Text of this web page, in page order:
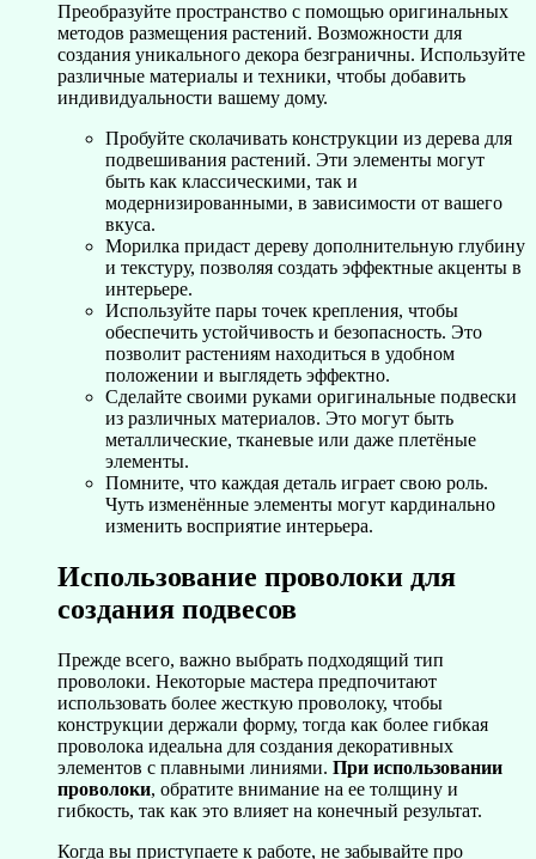
Преобразуйте пространство с помощью оригинальных
методов размещения растений. Возможности для
создания уникального декора безграничны. Используйте
различные материалы и техники, чтобы добавить
индивидуальности вашему дому.
Пробуйте сколачивать конструкции из дерева для
подвешивания растений. Эти элементы могут
быть как классическими, так и
модернизированными, в зависимости от вашего
вкуса.
Морилка придаст дереву дополнительную глубину
и текстуру, позволяя создать эффектные акценты в
интерьере.
Используйте пары точек крепления, чтобы
обеспечить устойчивость и безопасность. Это
позволит растениям находиться в удобном
положении и выглядеть эффектно.
Сделайте своими руками оригинальные подвески
из различных материалов. Это могут быть
металлические, тканевые или даже плетёные
элементы.
Помните, что каждая деталь играет свою роль.
Чуть изменённые элементы могут кардинально
изменить восприятие интерьера.
Использование проволоки для
создания подвесов
Прежде всего, важно выбрать подходящий тип
проволоки. Некоторые мастера предпочитают
использовать более жесткую проволоку, чтобы
конструкции держали форму, тогда как более гибкая
проволока идеальна для создания декоративных
элементов с плавными линиями. При использовании
проволоки, обратите внимание на ее толщину и
гибкость, так как это влияет на конечный результат.
Когда вы приступаете к работе, не забывайте про